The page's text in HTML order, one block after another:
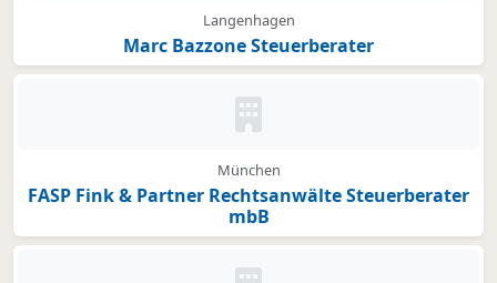
Langenhagen
Marc Bazzone Steuerberater
Kein Bild oder Logo hinterlegt
München
FASP Fink & Partner Rechtsanwälte Steuerberater
mbB